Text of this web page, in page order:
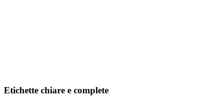
Etichette chiare e complete